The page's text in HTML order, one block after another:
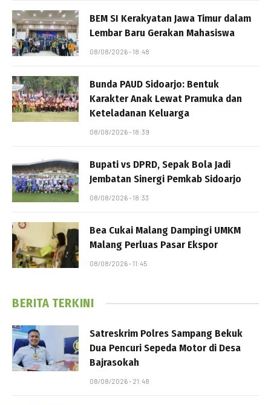
BEM SI Kerakyatan Jawa Timur dalam
Lembar Baru Gerakan Mahasiswa
08/08/2026 - 18:48
Bunda PAUD Sidoarjo: Bentuk
Karakter Anak Lewat Pramuka dan
Keteladanan Keluarga
08/08/2026 - 18:39
Bupati vs DPRD, Sepak Bola Jadi
Jembatan Sinergi Pemkab Sidoarjo
08/08/2026 - 18:33
Bea Cukai Malang Dampingi UMKM
Malang Perluas Pasar Ekspor
08/08/2026 - 11:45
BERITA TERKINI
Satreskrim Polres Sampang Bekuk
Dua Pencuri Sepeda Motor di Desa
Bajrasokah
08/08/2026 - 21:48